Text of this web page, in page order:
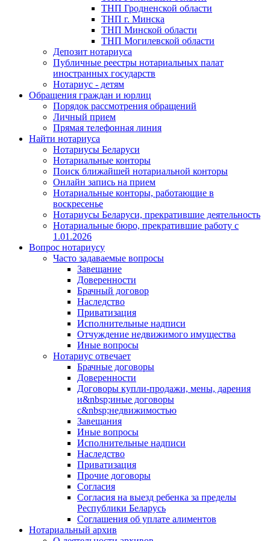
ТНП Гродненской области
ТНП г. Минска
ТНП Минской области
ТНП Могилевской области
Депозит нотариуса
Публичные реестры нотариальных палат
иностранных государств
Нотариус - детям
Обращения граждан и юрлиц
Порядок рассмотрения обращений
Личный прием
Прямая телефонная линия
Найти нотариуса
Нотариусы Беларуси
Нотариальные конторы
Поиск ближайшей нотариальной конторы
Онлайн запись на прием
Нотариальные конторы, работающие в
воскресенье
Нотариусы Беларуси, прекратившие деятельность
Нотариальные бюро, прекратившие работу с
1.01.2026
Вопрос нотариусу
Часто задаваемые вопросы
Завещание
Доверенности
Брачный договор
Наследство
Приватизация
Исполнительные надписи
Отчуждение недвижимого имущества
Иные вопросы
Нотариус отвечает
Брачные договоры
Доверенности
Договоры купли-продажи, мены, дарения
и&nbsp;иные договоры
с&nbsp;недвижимостью
Завещания
Иные вопросы
Исполнительные надписи
Наследство
Приватизация
Прочие договоры
Согласия
Согласия на выезд ребенка за пределы
Республики Беларусь
Соглашения об уплате алиментов
Нотариальный архив